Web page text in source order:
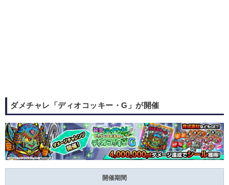
ダメチャレ「ディオコッキー・G」が開催
開催期間